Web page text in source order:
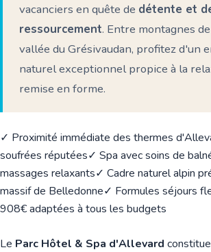
vacanciers en quête de détente et
ressourcement. Entre montagnes
vallée du Grésivaudan, profitez d'un
naturel exceptionnel propice à la
remise en forme.
✓ Proximité immédiate des thermes
soufrées réputées✓ Spa avec soins de
massages relaxants✓ Cadre naturel alpin
massif de Belledonne✓ Formules séjours
908€ adaptées à tous les budgets
Le Parc Hôtel & Spa d'Allevard